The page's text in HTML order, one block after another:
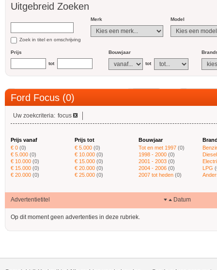
Uitgebreid Zoeken
Zoek in titel en omschrijving
Merk Model
Prijs
tot
Bouwjaar
tot
Ford Focus (0)
Uw zoekcriteria: focus
Prijs vanaf
€ 0 (0)
€ 5.000 (0)
€ 10.000 (0)
€ 15.000 (0)
€ 20.000 (0)
Prijs tot
€ 5.000 (0)
€ 10.000 (0)
€ 15.000 (0)
€ 20.000 (0)
€ 25.000 (0)
Bouwjaar
Tot en met 1997 (0)
1998 - 2000 (0)
2001 - 2003 (0)
2004 - 2006 (0)
2007 tot heden (0)
Diesel
LPG
Advertentietitel Datum
Op dit moment geen advertenties in deze rubriek.